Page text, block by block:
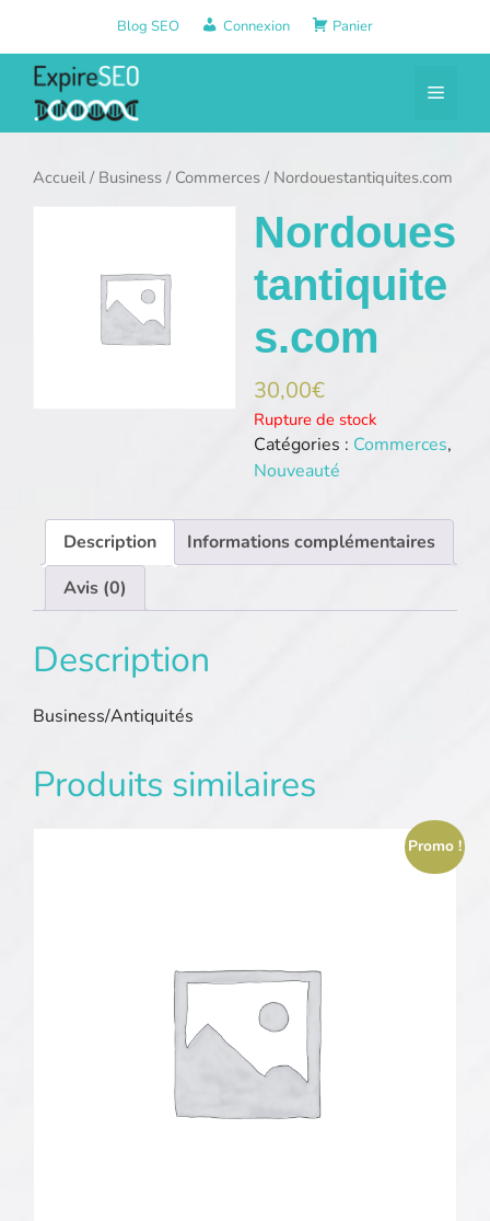
contenu
Blog SEO Connexion Panier
Menu
Accueil/ Business / Commerces / Nordouestantiquites.com
Nordoues
tantiquite
s.com
30,00€
Rupture de stock
Catégories : Commerces,
Nouveauté
Description
Informations complémentaires
Avis (0)
Description
Business/Antiquités
Produits similaires
Promo !